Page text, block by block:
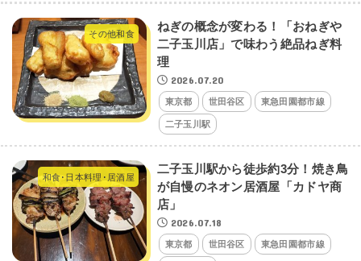
その他和食
ねぎの概念が変わる！「おねぎや
二子玉川店」で味わう絶品ねぎ料
理
2026.07.20
東京都 世田谷区 東急田園都市線
二子玉川駅
和食･日本料理･居酒屋
二子玉川駅から徒歩約3分！焼き鳥
が自慢のネオン居酒屋「カドヤ商
店」
2026.07.18
東京都 世田谷区 東急田園都市線